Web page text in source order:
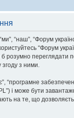
“наш”, “Форум
“Форум
переглядати
з ними.
“програмне
і може бути
на те, що